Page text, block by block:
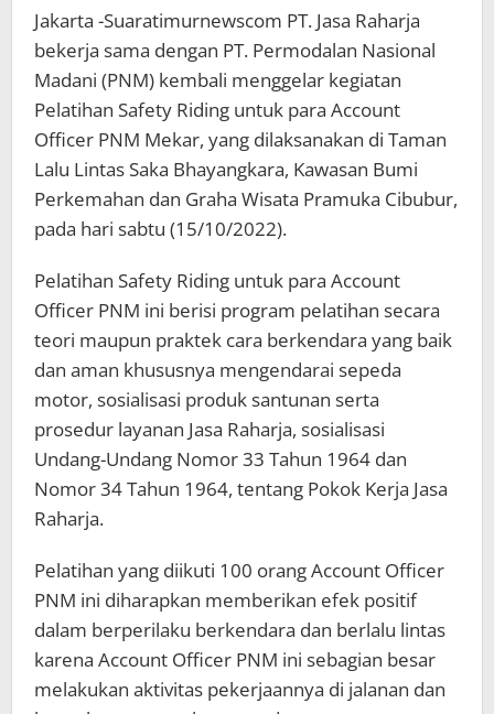
Jakarta -Suaratimurnewscom PT. Jasa Raharja
bekerja sama dengan PT. Permodalan Nasional
Madani (PNM) kembali menggelar kegiatan
Pelatihan Safety Riding untuk para Account
Officer PNM Mekar, yang dilaksanakan di Taman
Lalu Lintas Saka Bhayangkara, Kawasan Bumi
Perkemahan dan Graha Wisata Pramuka Cibubur,
pada hari sabtu (15/10/2022).
Pelatihan Safety Riding untuk para Account
Officer PNM ini berisi program pelatihan secara
teori maupun praktek cara berkendara yang baik
dan aman khususnya mengendarai sepeda
motor, sosialisasi produk santunan serta
prosedur layanan Jasa Raharja, sosialisasi
Undang-Undang Nomor 33 Tahun 1964 dan
Nomor 34 Tahun 1964, tentang Pokok Kerja Jasa
Raharja.
Pelatihan yang diikuti 100 orang Account Officer
PNM ini diharapkan memberikan efek positif
dalam berperilaku berkendara dan berlalu lintas
karena Account Officer PNM ini sebagian besar
melakukan aktivitas pekerjaannya di jalanan dan